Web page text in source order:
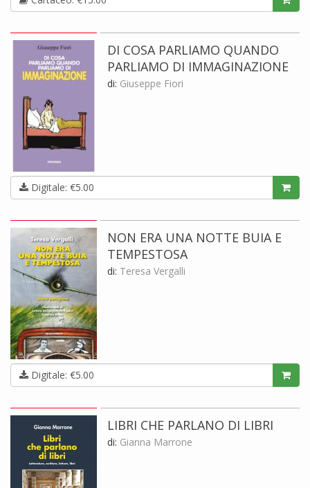
DI COSA PARLIAMO QUANDO
PARLIAMO DI IMMAGINAZIONE
di: Giuseppe Fiori
Digitale: €5.00
NON ERA UNA NOTTE BUIA E
TEMPESTOSA
di: Teresa Vergalli
Digitale: €5.00
LIBRI CHE PARLANO DI LIBRI
di: Gianna Marrone